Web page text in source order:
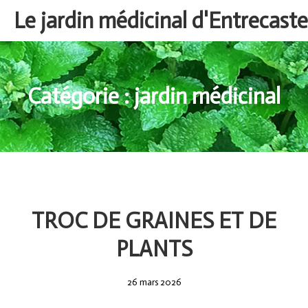
Aller
contenu
Le jardin médicinal
Catégorie :jardin médicinal
TROC DE GRAINES ET DE
PLANTS
26 mars 202626